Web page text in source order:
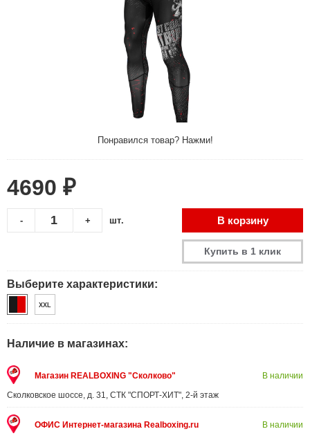
Понравился товар? Нажми!
4690 ₽
+
- шт. В корзину
Купить в 1 клик
Выберите характеристики:
XXL
Наличие в магазинах:
Магазин REALBOXING "Сколково"
Сколковское шоссе, д. 31, СТК "СПОРТ-ХИТ", 2-й этаж
В наличии
ОФИС Интернет-магазина Realboxing.ru В наличии